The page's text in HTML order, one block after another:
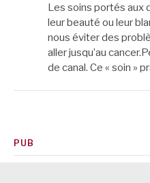
Les soins portés aux
leur beauté ou leur
nous éviter des
aller jusqu’au
de canal. Ce « soin »
PUB